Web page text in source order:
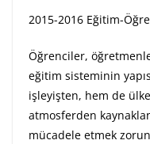
2015-2016 Eğitim-
Öğrenciler,
eğitim sisteminin
işleyişten, hem de
atmosferden
mücadele etmek